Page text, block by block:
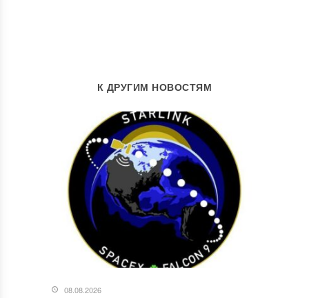
К ДРУГИМ НОВОСТЯМ
08.08.2026